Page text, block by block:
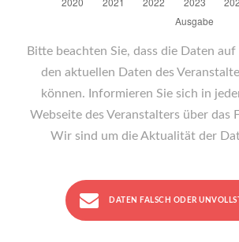
Bitte beachten Sie, dass die Daten
den aktuellen Daten des
können. Informieren Sie sich in
Webseite des Veranstalters über das
Wir sind um die Aktualität der
DATEN FALSCH ODER